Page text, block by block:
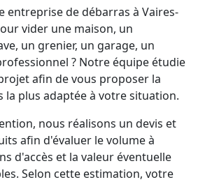
entreprise de débarras à Vaires-
vider une maison, un
un grenier, un garage, un
? Notre équipe étudie
afin de vous proposer la
la plus adaptée à votre situation.
nous réalisons un devis et
afin d'évaluer le volume à
d'accès et la valeur éventuelle
Selon cette estimation, votre